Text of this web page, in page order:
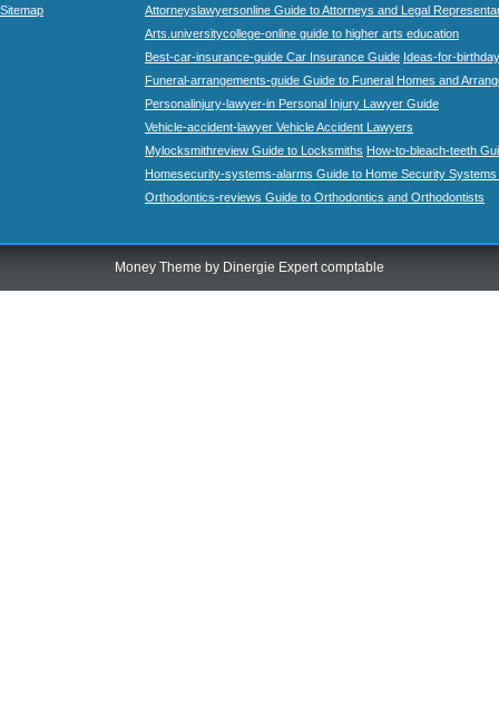
Sitemap
Attorneyslawyersonline Guide to Attorneys and Legal
Arts.universitycollege-online guide to higher arts education
Best-car-insurance-guide Car Insurance Guide Ideas-for-
Funeral-arrangements-guide Guide to Funeral Homes and
Personalinjury-lawyer-in Personal Injury Lawyer Guide
Vehicle-accident-lawyer Vehicle Accident Lawyers
Mylocksmithreview Guide to Locksmiths How-to-bleach-teeth
Homesecurity-systems-alarms Guide to Home Security Systems
Orthodontics-reviews Guide to Orthodontics and Orthodontists
Money Theme by Dinergie Expert comptable